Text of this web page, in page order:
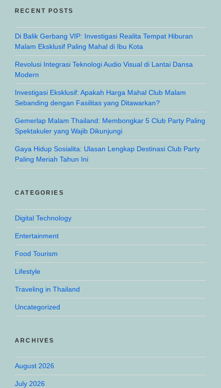
RECENT POSTS
Di Balik Gerbang VIP: Investigasi Realita Tempat Hiburan
Malam Eksklusif Paling Mahal di Ibu Kota
Revolusi Integrasi Teknologi Audio Visual di Lantai Dansa
Modern
Investigasi Eksklusif: Apakah Harga Mahal Club Malam
Sebanding dengan Fasilitas yang Ditawarkan?
Gemerlap Malam Thailand: Membongkar 5 Club Party Paling
Spektakuler yang Wajib Dikunjungi
Gaya Hidup Sosialita: Ulasan Lengkap Destinasi Club Party
Paling Meriah Tahun Ini
CATEGORIES
Digital Technology
Entertainment
Food Tourism
Lifestyle
Traveling in Thailand
Uncategorized
ARCHIVES
August 2026
July 2026